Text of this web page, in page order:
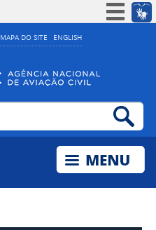
MAPA DO SITE ENGLISH
Simplifique!
Acesso à informação
Legislação